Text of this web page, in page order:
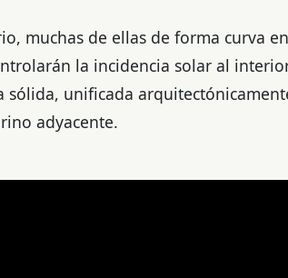
muchas de ellas de forma curva
la incidencia solar al
sólida, unificada
adyacente.